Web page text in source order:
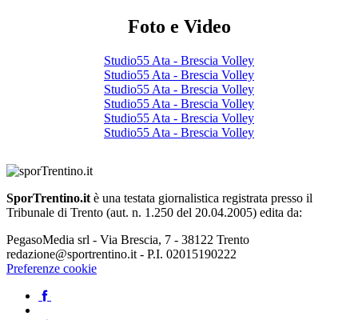
Foto e Video
Studio55 Ata - Brescia Volley
Studio55 Ata - Brescia Volley
Studio55 Ata - Brescia Volley
Studio55 Ata - Brescia Volley
Studio55 Ata - Brescia Volley
Studio55 Ata - Brescia Volley
SporTrentino.it è una testata giornalistica registrata presso il
Tribunale di Trento (aut. n. 1.250 del 20.04.2005) edita da:
PegasoMedia srl - Via Brescia, 7 - 38122 Trento
redazione@sportrentino.it - P.I. 02015190222
Preferenze cookie